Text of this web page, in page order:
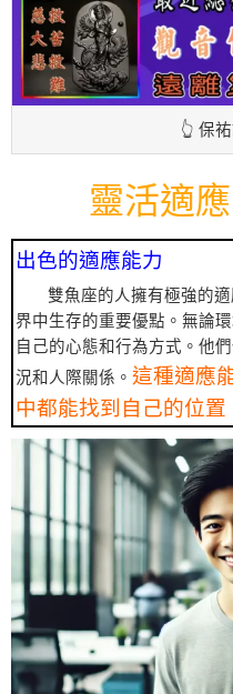
👆 保
靈活適
出色的適應能力
雙魚座的人擁有極強的
界中生存的重要優點。無論
自己的心態和行為方式。他
況和人際關係。 這種適應
中都能找到自己的位置